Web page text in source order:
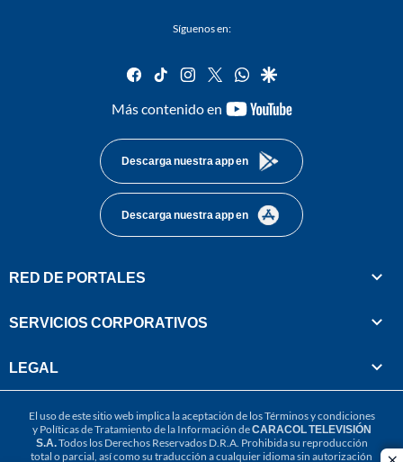
Síguenos en:
facebook
tiktok instagram
twitterwhatsapp
google
Más contenido en
youtube-
Descarga nuestra app en
Descarga nuestra app en
RED DE PORTALES
SERVICIOS CORPORATIVOS
LEGAL
El uso de este sitio web implica la aceptación de losTérminos y condiciones
y Políticas de Tratamiento de la Información deCARACOL TELEVISIÓN
S.A.Todos los Derechos Reservados D.R.A. Prohibida su reproducción
total o parcial, así como su traducción a cualquier idioma sin autorización